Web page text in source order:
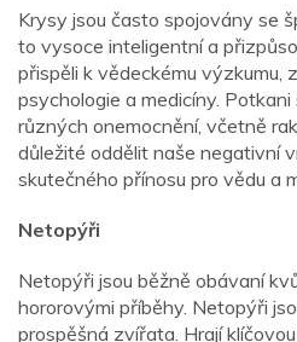
Krysy jsou často spojovány se
to vysoce inteligentní a
přispěli k vědeckému výzkumu,
psychologie a medicíny.
různých onemocnění, včetně
důležité oddělit naše negativní
skutečného přínosu pro vědu a
Netopýři
Netopýři jsou běžně obávaní
hororovými příběhy. Netopýři
prospěšná zvířata. Hrají